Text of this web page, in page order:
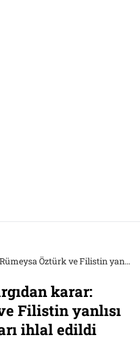
ABD’de federal yargıdan karar: Rümeysa Öztürk ve Filistin yanlısı öğrencilerin hakları ihlal edildi
karar:
Filistin yanlısı
ihlal edildi